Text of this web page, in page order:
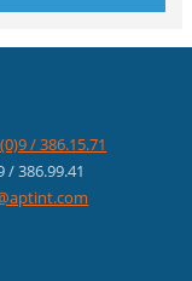
/ 386.15.71
/ 386.99.41